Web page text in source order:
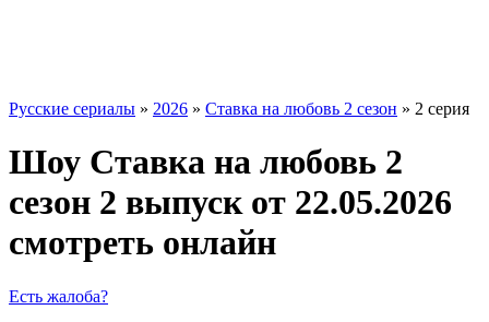
Русские сериалы » 2026 » Ставка на любовь 2 сезон » 2 серия
Шоу Ставка на любовь 2
сезон 2 выпуск от 22.05.2026
смотреть онлайн
Есть жалоба?